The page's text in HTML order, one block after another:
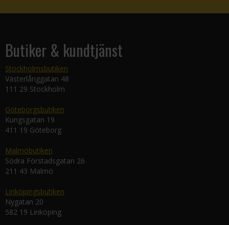
Butiker & kundtjänst
Stockholmsbutiken
Västerlånggatan 48
111 29 Stockholm
Göteborgsbutiken
Kungsgatan 19
411 19 Göteborg
Malmöbutiken
Södra Förstadsgatan 26
211 43 Malmö
Linköpingsbutiken
Nygatan 20
582 19 Linköping